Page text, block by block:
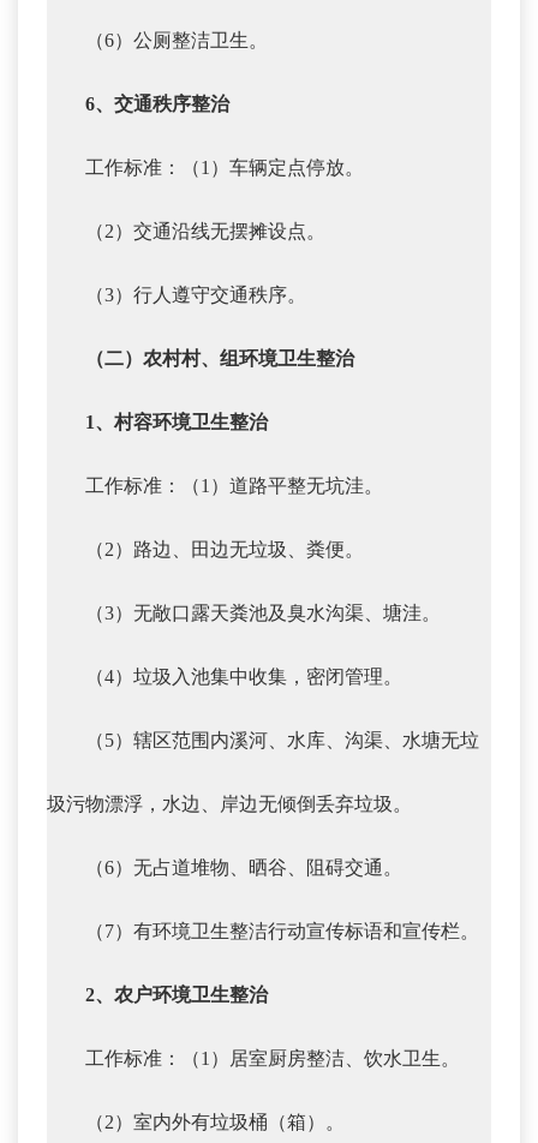
（6）公厕整洁卫生。
6、交通秩序整治
工作标准：（1）车辆定点停放。
（2）交通沿线无摆摊设点。
（3）行人遵守交通秩序。
（二）农村村、组环境卫生整治
1、村容环境卫生整治
工作标准：（1）道路平整无坑洼。
（2）路边、田边无垃圾、粪便。
（3）无敞口露天粪池及臭水沟渠、塘洼。
（4）垃圾入池集中收集，密闭管理。
（5）辖区范围内溪河、水库、沟渠、水塘无垃
圾污物漂浮，水边、岸边无倾倒丢弃垃圾。
（6）无占道堆物、晒谷、阻碍交通。
（7）有环境卫生整洁行动宣传标语和宣传栏。
2、农户环境卫生整治
工作标准：（1）居室厨房整洁、饮水卫生。
（2）室内外有垃圾桶（箱）。